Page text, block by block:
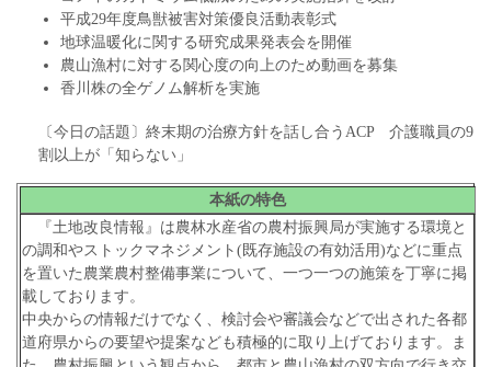
平成29年度鳥獣被害対策優良活動表彰式
地球温暖化に関する研究成果発表会を開催
農山漁村に対する関心度の向上のため動画を募集
香川株の全ゲノム解析を実施
〔今日の話題〕終末期の治療方針を話し合うACP 介護職員の9
割以上が「知らない」
本紙の特色
『土地改良情報』は農林水産省の農村振興局が実施する環境と
の調和やストックマネジメント(既存施設の有効活用)などに重点
を置いた農業農村整備事業について、一つ一つの施策を丁寧に掲
載しております。
中央からの情報だけでなく、検討会や審議会などで出された各都
道府県からの要望や提案なども積極的に取り上げております。ま